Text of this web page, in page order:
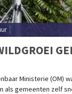
Ministerie (OM)
als gemeenten zelf